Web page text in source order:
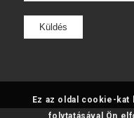
Ez az oldal cookie-